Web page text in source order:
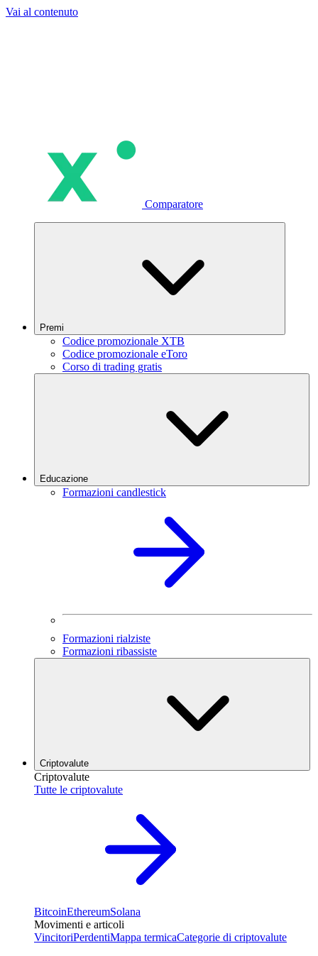
Vai al contenuto
Comparatore
Premi
Codice promozionale XTB
Codice promozionale eToro
Corso di trading gratis
Educazione
Formazioni candlestick
Formazioni rialziste
Formazioni ribassiste
Criptovalute
Criptovalute
Tutte le criptovalute
BitcoinEthereumSolana
Movimenti e articoli
VincitoriPerdentiMappa termicaCategorie di criptovalute